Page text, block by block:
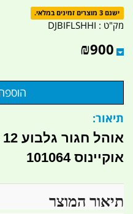
ישנם 3 מוצרים זמינים במלאי.
מק"ט : DJBIFLSHHI
₪900
תיאור:
אוקיינוס 101064
תיאור המוצר